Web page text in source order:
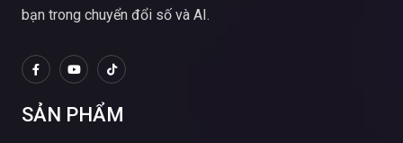
bạn trong chuyển đổi số và AI.
SẢN PHẨM